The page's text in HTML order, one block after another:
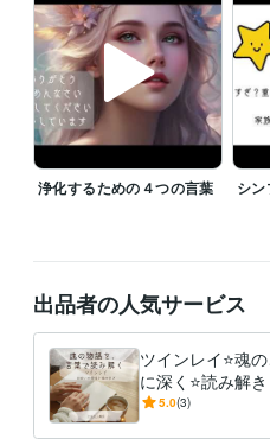
「今、少しだけ話したい」
そんな夜にも、静かにお待ちしてい
ご予約枠について
落ち着いて対話をしたい方のために
事前予約もお受けしています。
・第1希望
・第3希望
を【00分／30分】単位でお知らせ
確認後、ご返信いたします。
浄化するための４つの言葉 シ
出品者の人気サービス
ツインレイ⭐️魂
に深く⭐️読み解
の意味と魂の学
5.0(3)